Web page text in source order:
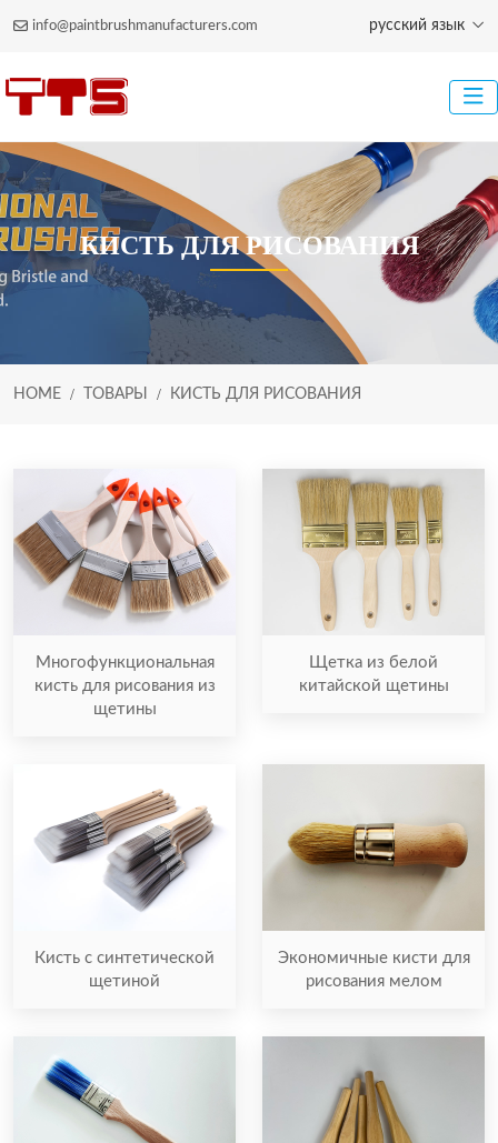
info@paintbrushmanufacturers.com русский язык
КИСТЬ ДЛЯ РИСОВАНИЯ
HOME ТОВАРЫ КИСТЬ ДЛЯ РИСОВАНИЯ
Многофункциональная
кисть для рисования из
щетины
Щетка из белой
китайской щетины
Кисть с синтетической
щетиной
Экономичные кисти для
рисования мелом